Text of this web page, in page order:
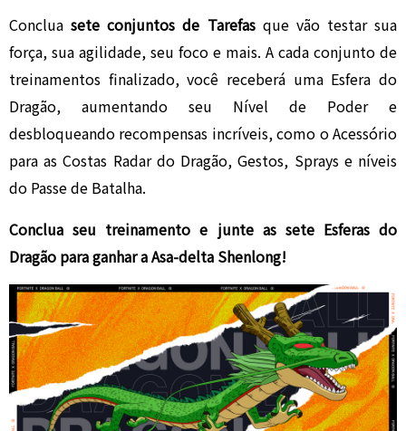
Concluasete conjuntos de Tarefasque vão testar sua
força, sua agilidade, seu foco e mais. A cada conjunto de
treinamentos finalizado, você receberá uma Esfera do
Dragão, aumentando seu Nível de Poder e
desbloqueando recompensas incríveis, como o Acessório
para as Costas Radar do Dragão, Gestos, Sprays e níveis
do Passe de Batalha.
Conclua seu treinamento e junte as sete Esferas do
Dragão para ganhar a Asa-delta Shenlong!